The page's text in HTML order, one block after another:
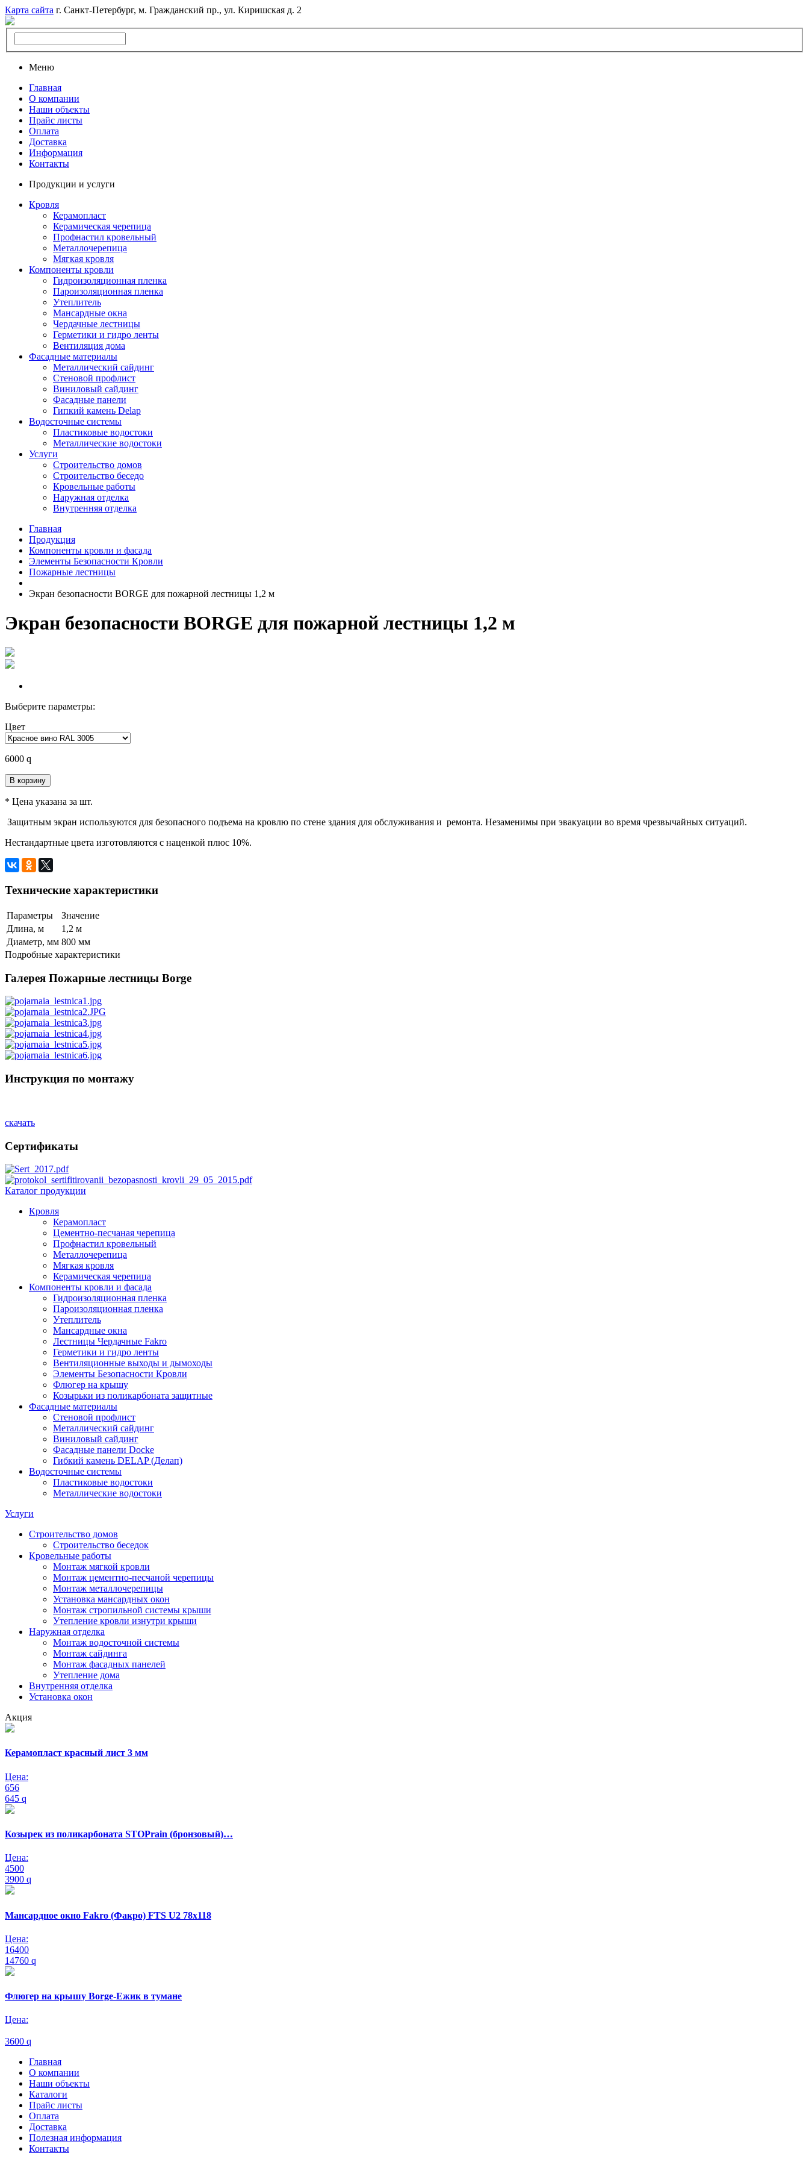
Карта сайта г. Санкт-Петербург, м. Гражданский пр., ул. Киришская д. 2
Меню
Главная
О компании
Наши объекты
Прайс листы
Оплата
Доставка
Информация
Контакты
Продукции и услуги
Кровля
Керамопласт
Керамическая черепица
Профнастил кровельный
Металлочерепица
Мягкая кровля
Компоненты кровли
Гидроизоляционная пленка
Пароизоляционная пленка
Утеплитель
Мансардные окна
Чердачные лестницы
Герметики и гидро ленты
Вентиляция дома
Фасадные материалы
Металлический сайдинг
Стеновой профлист
Виниловый сайдинг
Фасадные панели
Гипкий камень Delap
Водосточные системы
Пластиковые водостоки
Металлические водостоки
Услуги
Строительство домов
Строительство беседо
Кровельные работы
Наружная отделка
Внутренняя отделка
Главная
Продукция
Компоненты кровли и фасада
Элементы Безопасности Кровли
Пожарные лестницы
Экран безопасности BORGE для пожарной лестницы 1,2 м
Экран безопасности BORGE для пожарной лестницы 1,2 м
Выберите параметры:
Цвет
6000 q
В корзину
* Цена указана за шт.
Защитным экра­н используются для безопасного подъема на кровлю по стене здания для обслуживания и ремонта. Незаменимы при эвакуации во время чрезвычайных ситуаций.
Нестандартные цвета изготовляются с наценкой плюс 10%.
Технические характеристики
Параметры
Значение
Длина, м
1,2 м
Диаметр, мм 800 мм
Подробные характеристики
Галерея Пожарные лестницы Borge
Инструкция по монтажу
скачать
Сертификаты
Каталог продукции
Кровля
Керамопласт
Цементно-песчаная черепица
Профнастил кровельный
Металлочерепица
Мягкая кровля
Керамическая черепица
Компоненты кровли и фасада
Гидроизоляционная пленка
Пароизоляционная пленка
Утеплитель
Мансардные окна
Лестницы Чердачные Fakro
Герметики и гидро ленты
Вентиляционные выходы и дымоходы
Элементы Безопасности Кровли
Флюгер на крышу
Козырьки из поликарбоната защитные
Фасадные материалы
Стеновой профлист
Металлический сайдинг
Виниловый сайдинг
Фасадные панели Docke
Гибкий камень DELAP (Делап)
Водосточные системы
Пластиковые водостоки
Металлические водостоки
Услуги
Строительство домов
Строительство беседок
Кровельные работы
Монтаж мягкой кровли
Монтаж цементно-песчаной черепицы
Монтаж металлочерепицы
Установка мансардных окон
Монтаж стропильной системы крыши
Утепление кровли изнутри крыши
Наружная отделка
Монтаж водосточной системы
Монтаж сайдинга
Монтаж фасадных панелей
Утепление дома
Внутренняя отделка
Установка окон
Акция
Керамопласт красный лист 3 мм
Цена:
656
645 q
Козырек из поликарбоната STOPrain (бронзовый)…
Цена:
4500
3900 q
Мансардное окно Fakro (Факро) FTS U2 78х118
Цена:
16400
14760 q
Флюгер на крышу Borge-Ежик в тумане
Цена:
3600 q
Главная
О компании
Наши объекты
Каталоги
Прайс листы
Оплата
Доставка
Полезная информация
Контакты